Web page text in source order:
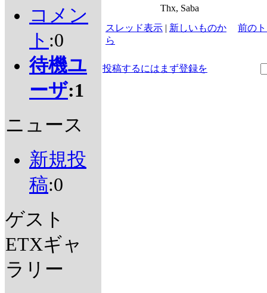
コメン
ト :0
待機ユ
ーザ:1
ニュース
新規投
稿:0
ゲスト
ETXギャ
ラリー
Thx, Saba
スレッド表示 | 新しいものか
ら
前の
投稿するにはまず登録を